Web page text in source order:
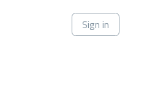
Sign in